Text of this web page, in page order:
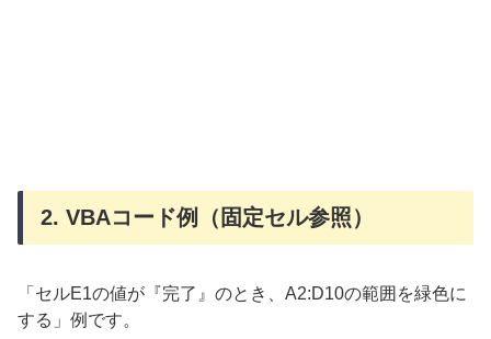
2. VBAコード例（固定セル参照）
「セルE1の値が『完了』のとき、A2:D10の範囲を緑色に
する」例です。